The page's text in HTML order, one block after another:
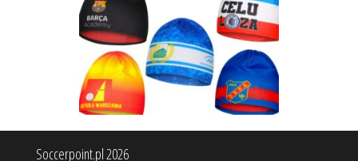
Soccerpoint.pl 2026